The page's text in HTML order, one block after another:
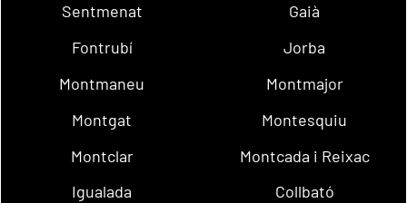
Sentmenat
Gaià
Fontrubí
Jorba
Montmaneu
Montmajor
Montgat
Montesquiu
Montclar
Montcada i Reixac
Igualada
Collbató